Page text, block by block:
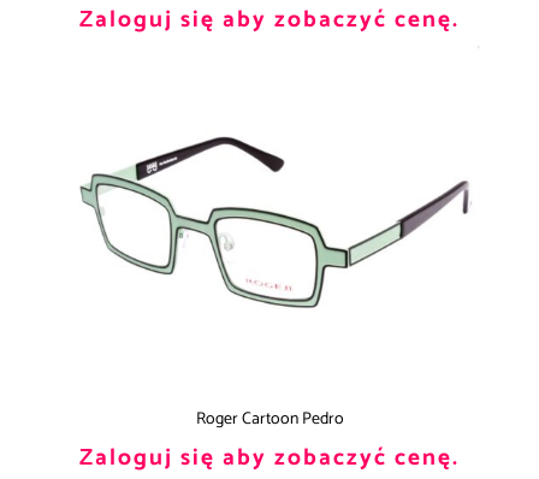
Zaloguj się aby zobaczyć cenę.
Roger Cartoon Pedro
Zaloguj się aby zobaczyć cenę.